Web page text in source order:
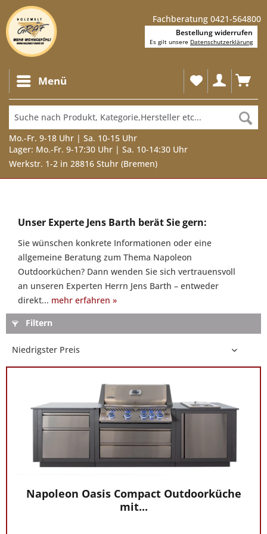
Fachberatung 0421-564800
Menü
Mo.-Fr. 9-18 Uhr | Sa. 10-15 Uhr
Lager: Mo.-Fr. 9-17:30 Uhr | Sa. 10-14:30 Uhr
Werkstr. 1-2 in 28816 Stuhr (Bremen)
Jens
Barth
berät
Sie
gern:
wünschen
konkrete
Informationen
Beratung
Outdoorküchen?
wenden
Unser Experte Jens Barth berät Sie gern:
Sie wünschen konkrete Informationen oder eine
allgemeine Beratung zum Thema Napoleon
Outdoorküchen? Dann wenden Sie sich vertrauensvoll
an unseren Experten Herrn Jens Barth – entweder
direkt... mehr erfahren »
Filtern
Napoleon Oasis Compact Outdoorküche
mit...
Bestellung widerrufen
Es gilt unsere Datenschutzerklärung